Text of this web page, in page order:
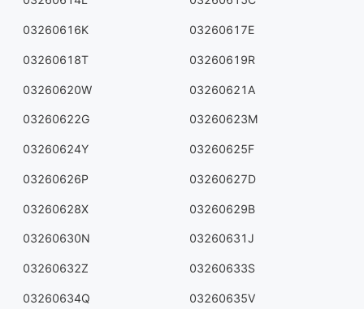
03260616K 03260617E
03260618T 03260619R
03260620W 03260621A
03260622G 03260623M
03260624Y 03260625F
03260626P 03260627D
03260628X 03260629B
03260630N 03260631J
03260632Z 03260633S
03260634Q 03260635V